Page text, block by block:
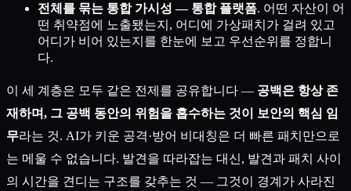
전체를 묶는 통합 가시성 — 통합 플랫폼. 어떤 자산이 어
떤 취약점에 노출됐는지, 어디에 가상패치가 걸려 있고
어디가 비어 있는지를 한눈에 보고 우선순위를 정합니
다.
이 세 계층은 모두 같은 전제를 공유합니다 — 공백은 항상 존
재하며, 그 공백 동안의 위험을 흡수하는 것이 보안의 핵심 임
무라는 것. AI가 키운 공격·방어 비대칭은 더 빠른 패치만으로
는 메울 수 없습니다. 발견을 따라잡는 대신, 발견과 패치 사이
의 시간을 견디는 구조를 갖추는 것 — 그것이 경계가 사라진